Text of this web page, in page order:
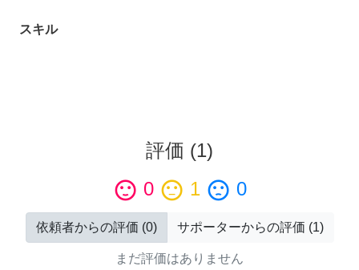
スキル
評価 (1)
sentiment_satisfied 0 sentiment_neutral 1 sentiment_dissatisfied 0
依頼者からの評価 (0) サポーターからの評価 (1)
まだ評価はありません